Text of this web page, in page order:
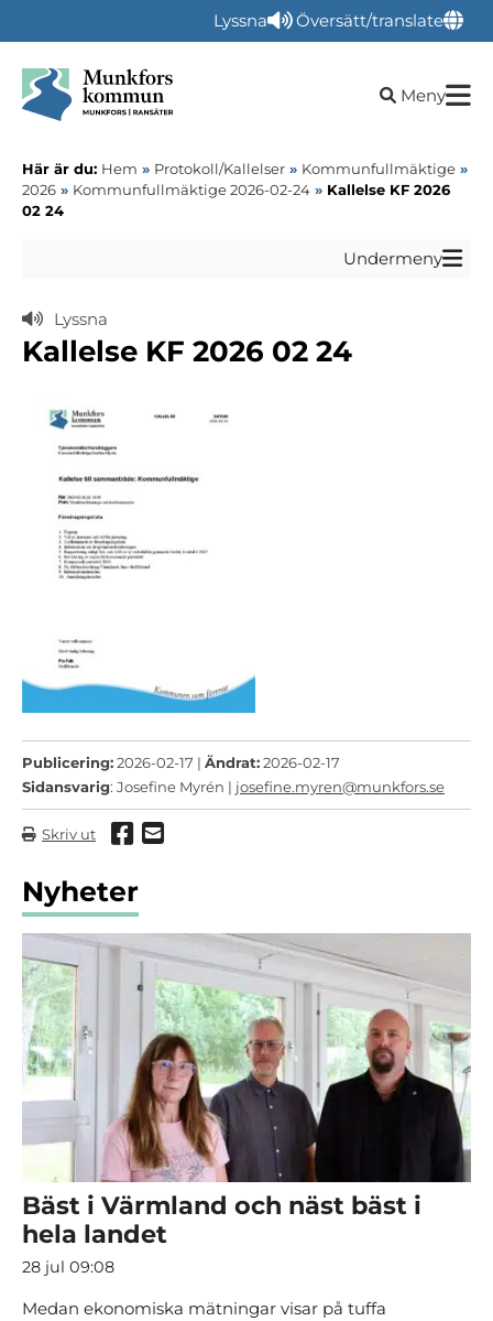
Lyssna Översätt/translate
Öppna
Meny
Här är du: Hem » Protokoll/Kallelser » Kommunfullmäktige »
2026 » Kommunfullmäktige 2026-02-24 » Kallelse KF 2026
02 24
Undermeny
Lyssna
Kallelse KF 2026 02 24
Publicering:2026-02-17 | Ändrat:2026-02-17
Sidansvarig: Josefine Myrén | josefine.myren@munkfors.se
Skriv ut Dela via Facebook
Dela via mail
Nyheter
Bäst i Värmland och näst bäst i
hela landet
28 jul 09:08
Medan ekonomiska mätningar visar på tuffa